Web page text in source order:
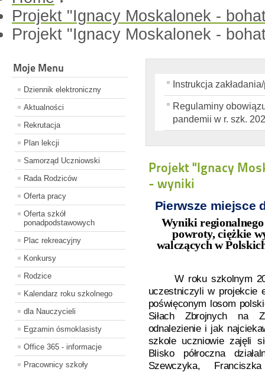
Projekt "Ignacy Moskalonek -
Projekt "Ignacy Moskalonek -
Moje Menu
Dziennik elektroniczny
Aktualności
Rekrutacja
Plan lekcji
Samorząd Uczniowski
Rada Rodziców
Oferta pracy
Oferta szkół
ponadpodstawowych
Plac rekreacyjny
Konkursy
Rodzice
Kalendarz roku szkolnego
dla Nauczycieli
Egzamin ósmoklasisty
Office 365 - informacje
Pracownicy szkoły
Instrukcja
Regulaminy
pandemii w r. szk.
Projekt "Ignacy
- wyniki
Pierwsze miejsce
Wyniki
powroty, ciężkie
walczących w
W roku szkolnym
uczestniczyli w projekcie
poświęconym losom
Siłach Zbrojnych na
odnalezienie i jak
szkole uczniowie zajęli
Blisko półroczna
Szewczyka,